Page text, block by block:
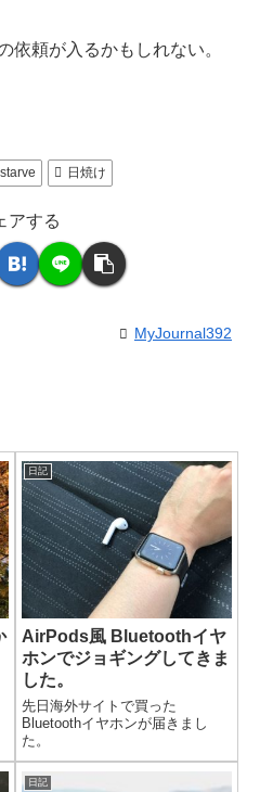
依頼が入るかもしれない。
starve 日焼け
アする
MyJournal392
日記
AirPods風 Bluetoothイヤ
ホンでジョギングしてきま
した。
先日海外サイトで買った
Bluetoothイヤホンが届きまし
た。
日記